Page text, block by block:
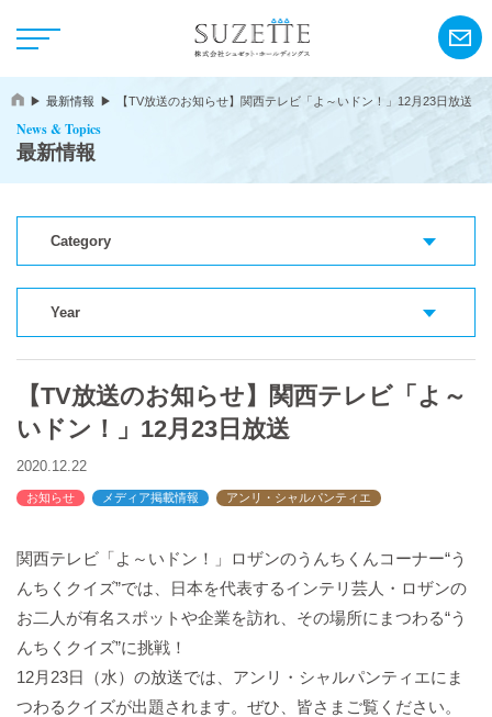
NEWS
アンリ・シャルパンティエ
シーキューブ
カサネオ
バックハウスイリエ
English
サイトマップ
最新情報 【TV放送のお知らせ】関西テレビ「よ～いドン！」12月23日放送
News & Topics
最新情報
Category
Year
【TV放送のお知らせ】関西テレビ「よ～
いドン！」12月23日放送
2020.12.22
お知らせ メディア掲載情報 アンリ・シャルパンティエ
関西テレビ「よ～いドン！」ロザンのうんちくんコーナー“う
んちくクイズ”では、日本を代表するインテリ芸人・ロザンの
お二人が有名スポットや企業を訪れ、その場所にまつわる“う
んちくクイズ”に挑戦！
12月23日（水）の放送では、アンリ・シャルパンティエにま
つわるクイズが出題されます。ぜひ、皆さまご覧ください。